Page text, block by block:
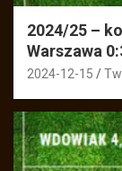
2024/25 –
Warszawa
2024-12-15